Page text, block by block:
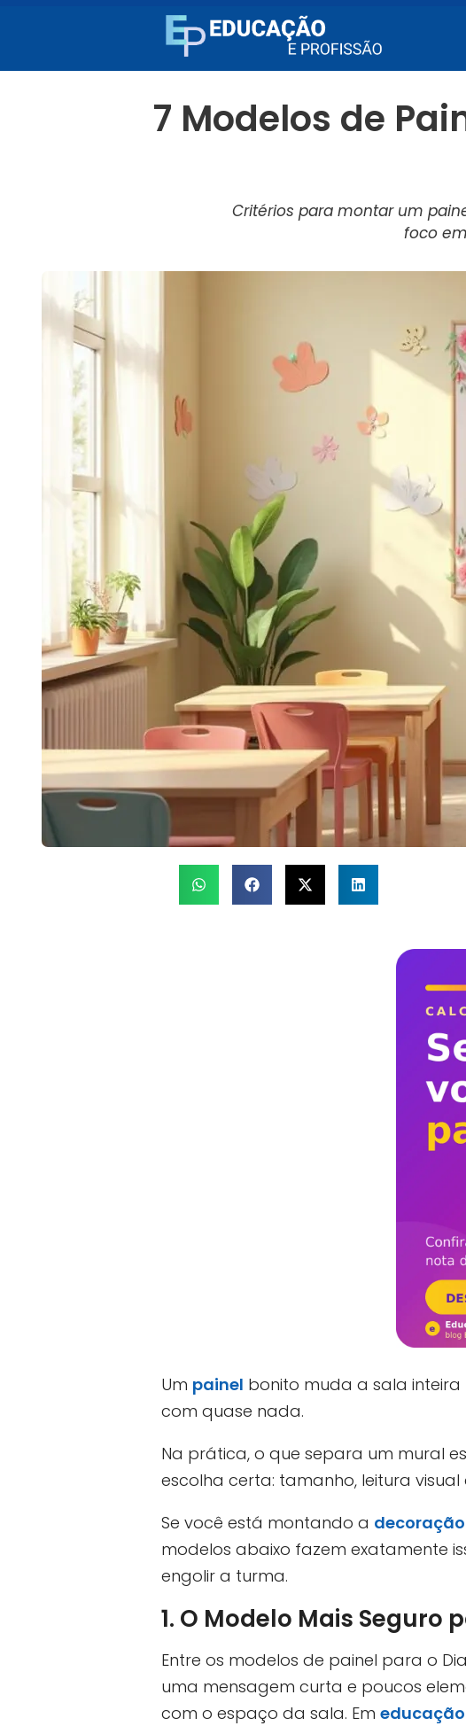
7 Modelos de
Critérios para montar um
foco
Um painel bonito muda a sala
com quase nada.
Na prática, o que separa um mural
escolha certa: tamanho, leitura
Se você está montando a decoração
modelos abaixo fazem exatamente
engolir a turma.
1. O Modelo Mais Seguro
Entre os modelos de painel para o
uma mensagem curta e poucos
com o espaço da sala. Em